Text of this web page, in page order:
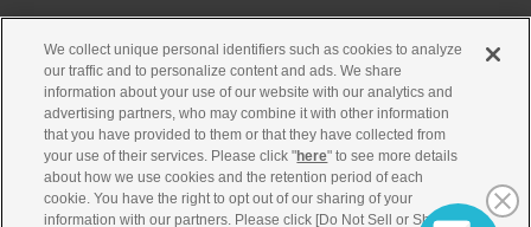
Cookieポリシー
アクセシビリティ方針
古物営業法に基づく表示
We collect unique personal identifiers such as cookies to analyze
our traffic and to personalize content and ads. We share
information about your use of our website with our analytics and
advertising partners, who may combine it with other information
that you have provided to them or that they have collected from
your use of their services. Please click "here" to see more details
about how we use cookies and the retention period of each
cookie. You have the right to opt out of our sharing of your
information with our partners. Please click [Do Not Sell or Share